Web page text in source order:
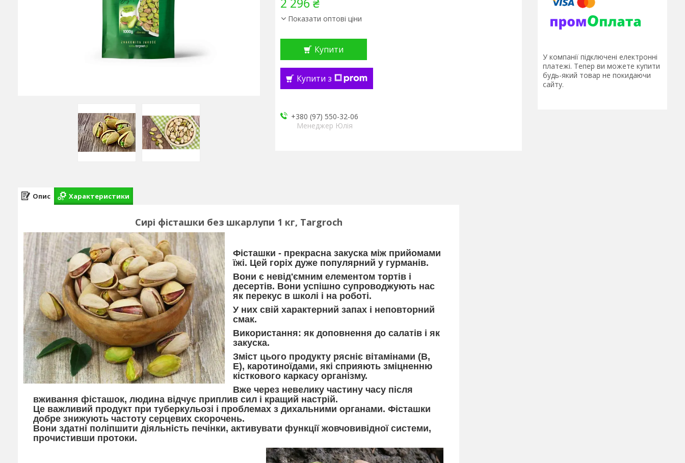
Показати оптові ціни
Купити
Купити з
+380 (97) 550-32-06
Менеджер Юлія
У компанії підключені електронні
платежі. Тепер ви можете купити
будь-який товар не покидаючи
сайту.
Опис Характеристики
Сирі фісташки без шкарлупи 1 кг, Targroch
Фісташки - прекрасна закуска між прийомами
їжі. Цей горіх дуже популярний у гурманів.
Вони є невід'ємним елементом тортів і
десертів. Вони успішно супроводжують нас
як перекус в школі і на роботі.
У них свій характерний запах і неповторний
смак.
Використання: як доповнення до салатів і як
закуска.
Зміст цього продукту рясніє вітамінами (B,
E), каротиноїдами, які сприяють зміцненню
кісткового каркасу організму.
Вже через невелику частину часу після
вживання фісташок, людина відчує приплив сил і кращий настрій.
Це важливий продукт при туберкульозі і проблемах з дихальними органами. Фісташки
добре знижують частоту серцевих скорочень.
Вони здатні поліпшити діяльність печінки, активувати функції жовчовивідної системи,
прочистивши протоки.